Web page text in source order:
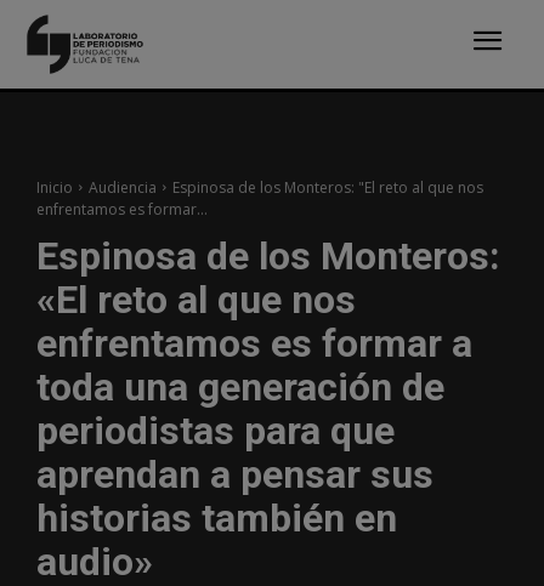
Inicio Audiencia
Espinosa de los Monteros: "El reto al que nos
enfrentamos es formar...
Espinosa de los Monteros:
«El reto al que nos
enfrentamos es formar a
toda una generación de
periodistas para que
aprendan a pensar sus
historias también en
audio»